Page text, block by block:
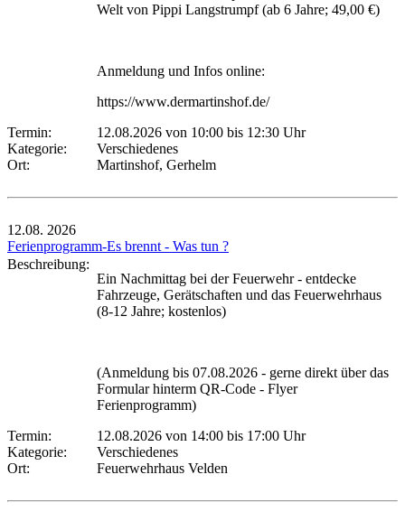
Welt von Pippi Langstrumpf (ab 6 Jahre; 49,00 €)
Anmeldung und Infos online:
https://www.dermartinshof.de/
Termin:
12.08.2026 von 10:00 bis 12:30 Uhr
Kategorie:
Verschiedenes
Ort:
Martinshof, Gerhelm
12.08. 2026
Ferienprogramm-Es brennt - Was tun ?
Beschreibung:
Ein Nachmittag bei der Feuerwehr - entdecke
Fahrzeuge, Gerätschaften und das Feuerwehrhaus
(8-12 Jahre; kostenlos)
(Anmeldung bis 07.08.2026 - gerne direkt über das
Formular hinterm QR-Code - Flyer
Ferienprogramm)
Termin:
12.08.2026 von 14:00 bis 17:00 Uhr
Kategorie:
Verschiedenes
Ort:
Feuerwehrhaus Velden